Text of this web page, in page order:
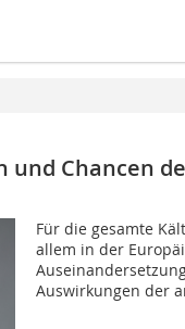
und Chancen
Für die gesamte
allem in der
Auswirkungen der